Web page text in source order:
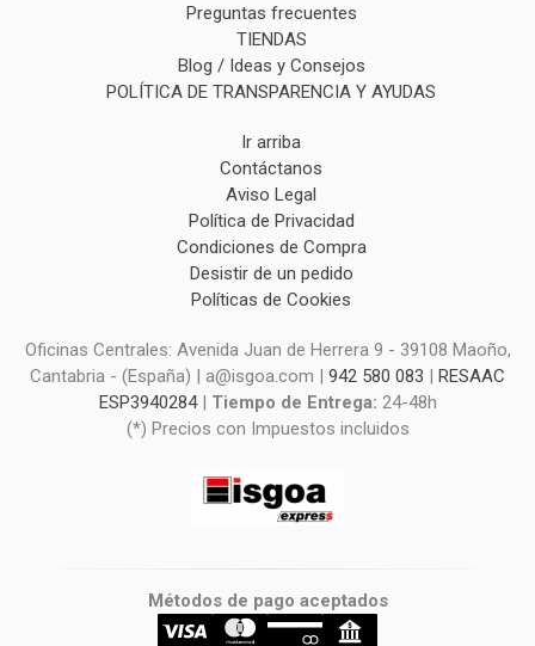
Preguntas frecuentes
TIENDAS
Blog / Ideas y Consejos
POLÍTICA DE TRANSPARENCIA Y AYUDAS
Ir arriba
Contáctanos
Aviso Legal
Política de Privacidad
Condiciones de Compra
Desistir de un pedido
Políticas de Cookies
Oficinas Centrales: Avenida Juan de Herrera 9 - 39108 Maoño,
Cantabria - (España) | a@isgoa.com | 942 580 083
RESAAC
ESP3940284| Tiempo de Entrega: 24-48h
(*) Precios con Impuestos incluidos
Métodos de pago aceptados